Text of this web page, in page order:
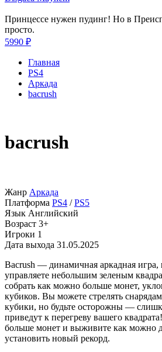
Принцессе нужен пудинг! Но в
просто.
5990 ₽
Главная
PS4
Аркада
bacrush
bacrush
Жанр Аркада
Платформа PS4 /PS5
Язык Английский
Возраст 3+
Игроки 1
Дата выхода 31.05.2025
Bacrush — динамичная аркадная игра,
управляете небольшим зеленым
собрать как можно больше монет,
кубиков. Вы можете стрелять
кубики, но будьте осторожны —
приведут к перегреву вашего
больше монет и выживите как можно
установить новый рекорд.